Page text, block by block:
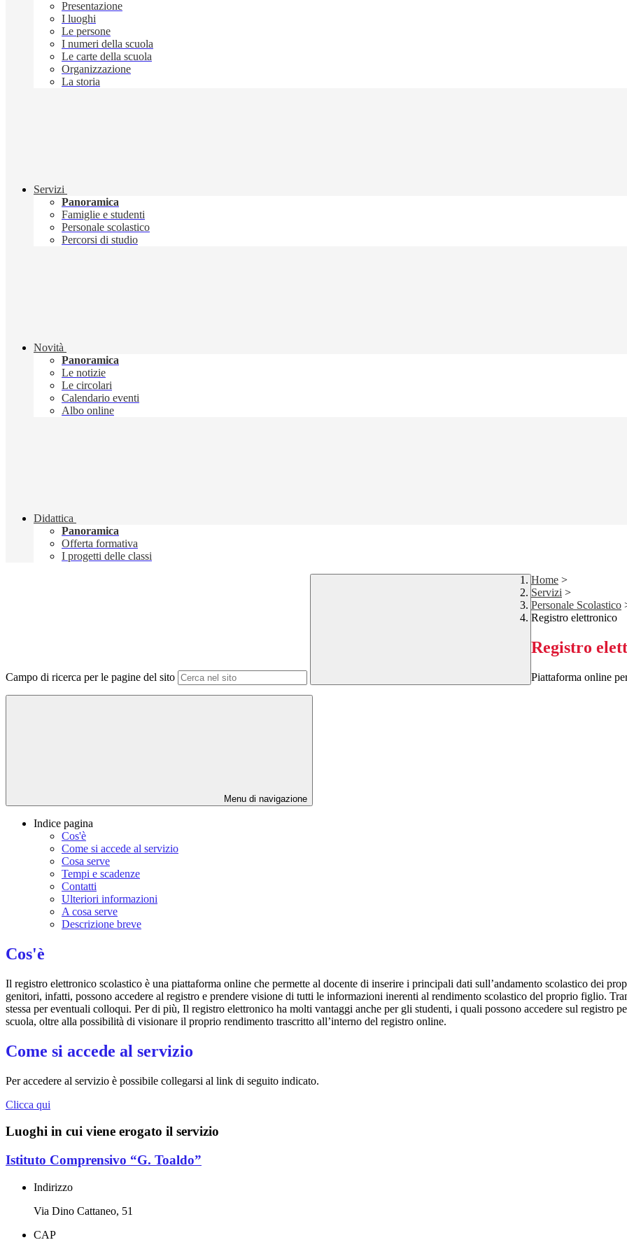
Presentazione
I luoghi
Le persone
I numeri della scuola
Le carte della scuola
Organizzazione
La storia
Servizi
Panoramica
Famiglie e studenti
Personale scolastico
Percorsi di studio
Novità
Panoramica
Le notizie
Le circolari
Calendario eventi
Albo online
Didattica
Panoramica
Offerta formativa
I progetti delle classi
Campo di ricerca per le pagine del sito
Home >
Servizi >
Personale Scolastico
Registro elettronico
Registro
Piattaforma online
Menu di navigazione
Indice pagina
Cos'è
Come si accede al servizio
Cosa serve
Tempi e scadenze
Contatti
Ulteriori informazioni
A cosa serve
Descrizione breve
Cos'è
Il registro elettronico scolastico è una piattaforma online che permette al docente di inserire i principali dati sull’andamento scolastico dei
genitori, infatti, possono accedere al registro e prendere visione di tutti le informazioni inerenti al rendimento scolastico del proprio figlio.
stessa per eventuali colloqui. Per di più, Il registro elettronico ha molti vantaggi anche per gli studenti, i quali possono accedere sul registro
scuola, oltre alla possibilità di visionare il proprio rendimento trascritto all’interno del registro online.
Come si accede al servizio
Per accedere al servizio è possibile collegarsi al link di seguito indicato.
Clicca qui
Luoghi in cui viene erogato il servizio
Istituto Comprensivo “G. Toaldo”
Indirizzo
Via Dino Cattaneo, 51
CAP